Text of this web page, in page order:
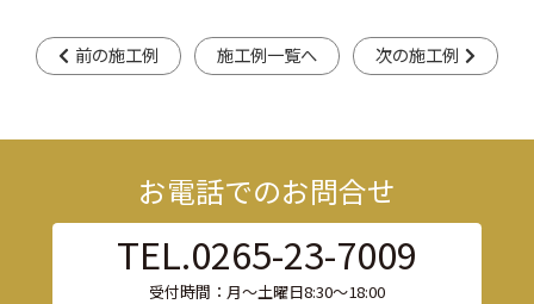
前の施工例 施工例一覧へ 次の施工例
お電話でのお問合せ
TEL.0265-23-7009
受付時間：月〜土曜日8:30〜18:00